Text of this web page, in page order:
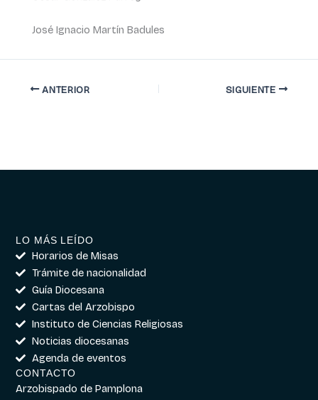
José Ignacio Martín Badules
ANTERIOR SIGUIENTE
LO MÁS LEÍDO
Horarios de Misas
Trámite de nacionalidad
Guía Diocesana
Cartas del Arzobispo
Instituto de Ciencias Religiosas
Noticias diocesanas
Agenda de eventos
CONTACTO
Arzobispado de Pamplona